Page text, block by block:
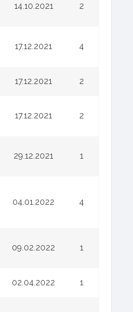
14.10.2021 2
17.12.2021 4
17.12.2021 2
17.12.2021 2
29.12.2021 1
04.01.2022 4
09.02.2022 1
02.04.2022 1